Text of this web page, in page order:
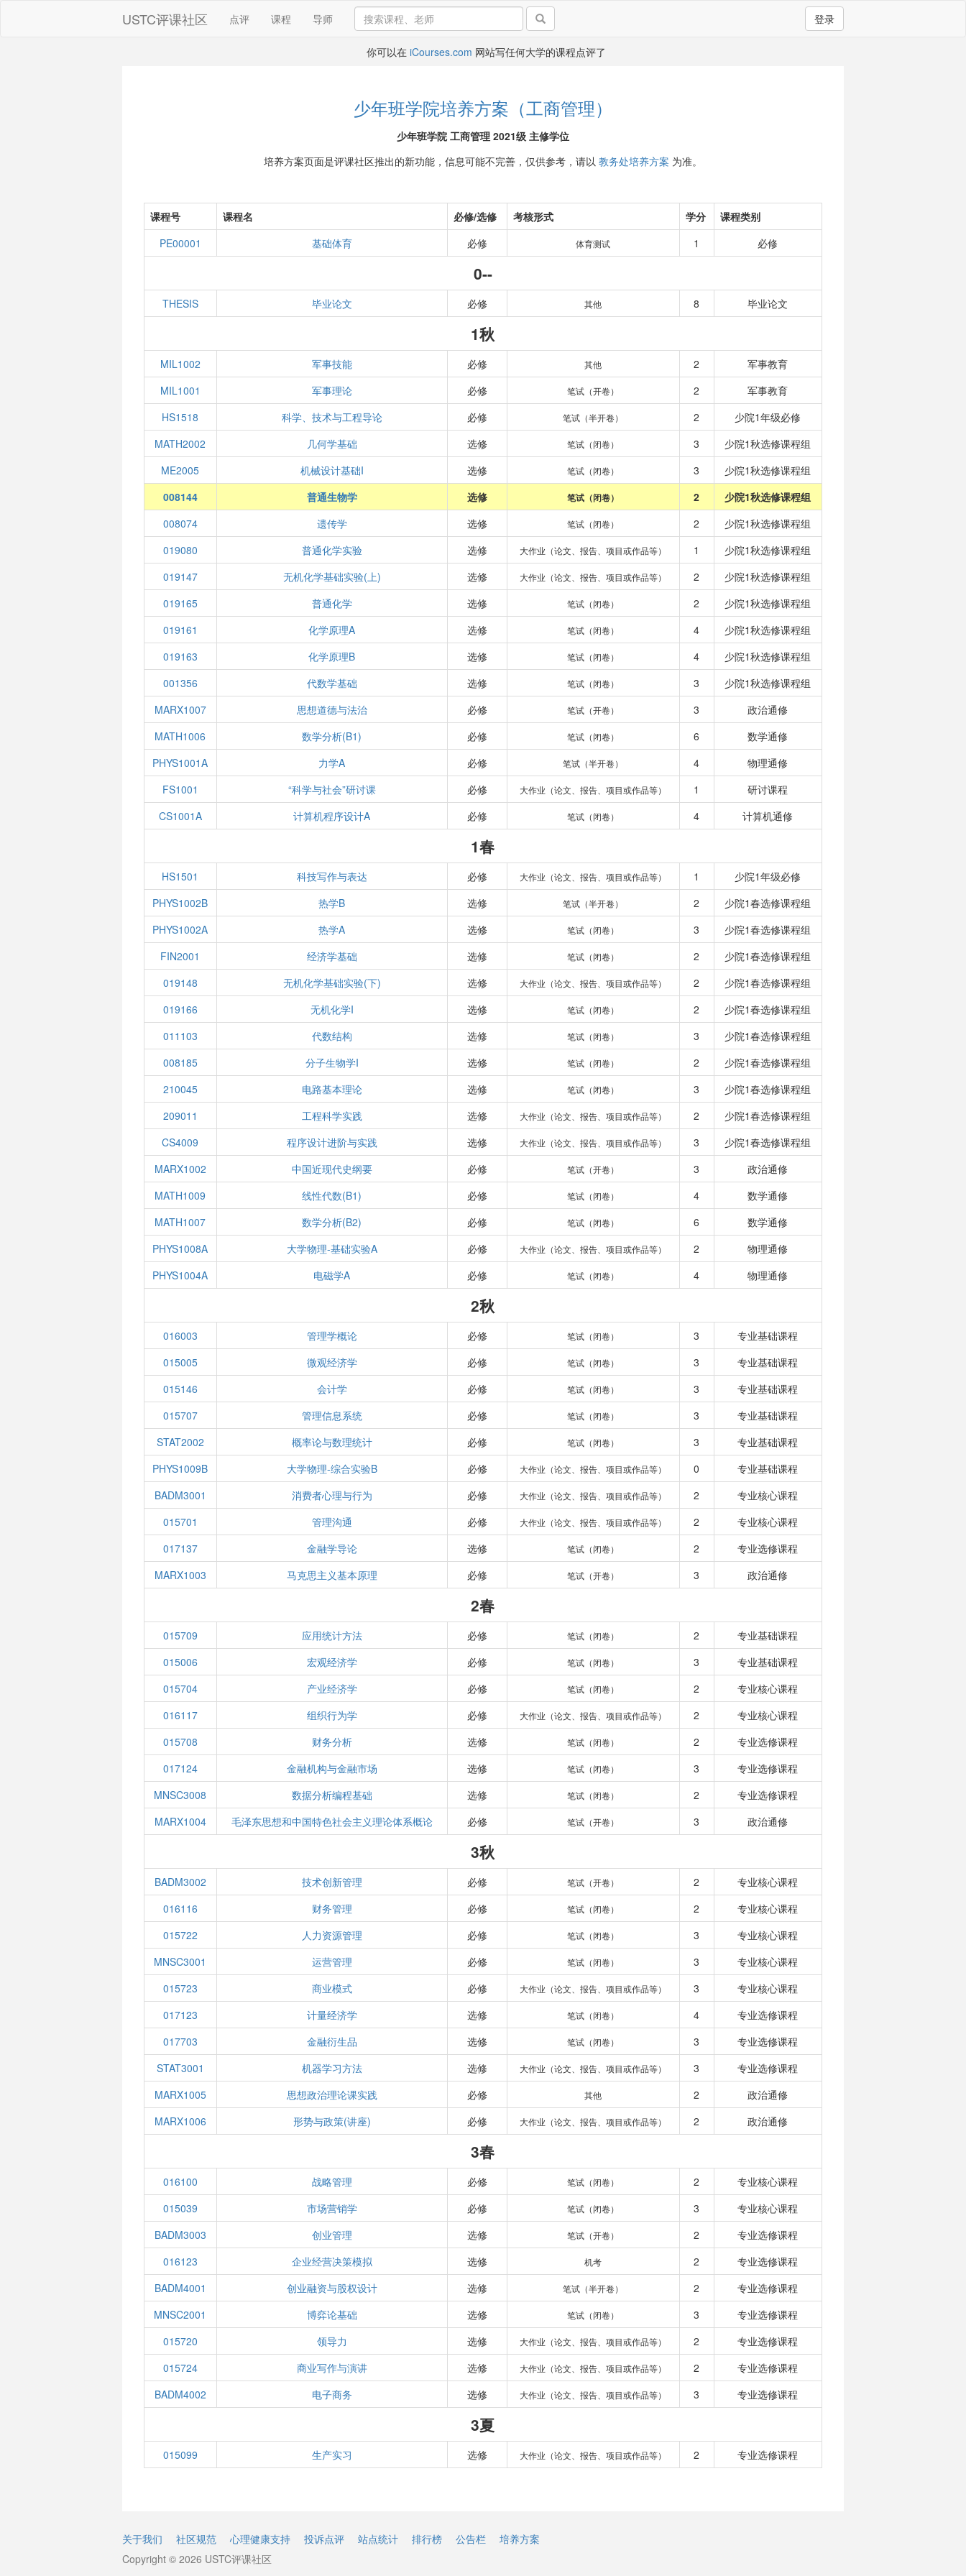
USTC评课社区 点评 课程 导师 登录
你可以在 iCourses.com 网站写任何大学的课程点评了
少年班学院培养方案（工商管理）
少年班学院 工商管理 2021级 主修学位
培养方案页面是评课社区推出的新功能，信息可能不完善，仅供参考，请以 教务处培养方案 为准。
课程号 课程名 必修/选修 考核形式 学分
课程类别
PE00001
基础体育 必修 体育测试 1 必修
0--
THESIS 毕业论文 必修 其他 8 毕业论文
1秋
MIL1002 军事技能 必修 其他 2
军事教育
MIL1001
军事理论 必修 笔试（开卷） 2
军事教育
HS1518
科学、技术与工程导论 必修 笔试（半开卷） 2
少院1年级必修
MATH2002
几何学基础 选修 笔试（闭卷） 3
少院1秋选修课程组
ME2005
机械设计基础I 选修 笔试（闭卷） 3
少院1秋选修课程组
008144
普通生物学 选修 笔试（闭卷） 2
少院1秋选修课程组
008074
遗传学 选修 笔试（闭卷） 2
少院1秋选修课程组
019080
普通化学实验 选修 大作业（论文、报告、项目或作品等） 1
少院1秋选修课程组
019147
无机化学基础实验(上) 选修 大作业（论文、报告、项目或作品等） 2
少院1秋选修课程组
019165
普通化学 选修 笔试（闭卷） 2
少院1秋选修课程组
019161
化学原理A 选修 笔试（闭卷） 4
少院1秋选修课程组
019163
化学原理B 选修 笔试（闭卷） 4
少院1秋选修课程组
001356
代数学基础 选修 笔试（闭卷） 3
少院1秋选修课程组
MARX1007
思想道德与法治 必修 笔试（开卷） 3
政治通修
MATH1006
数学分析(B1) 必修 笔试（闭卷） 6
数学通修
PHYS1001A
力学A 必修 笔试（半开卷） 4
物理通修
FS1001
“科学与社会”研讨课 必修 大作业（论文、报告、项目或作品等） 1
研讨课程
CS1001A
计算机程序设计A 必修 笔试（闭卷） 4 计算机通修
1春
HS1501 科技写作与表达 必修 大作业（论文、报告、项目或作品等） 1
少院1年级必修
PHYS1002B
热学B 选修 笔试（半开卷） 2
少院1春选修课程组
PHYS1002A
热学A 选修 笔试（闭卷） 3
少院1春选修课程组
FIN2001
经济学基础 选修 笔试（闭卷） 2
少院1春选修课程组
019148
无机化学基础实验(下) 选修 大作业（论文、报告、项目或作品等） 2
少院1春选修课程组
019166
无机化学I 选修 笔试（闭卷） 2
少院1春选修课程组
011103
代数结构 选修 笔试（闭卷） 3
少院1春选修课程组
008185
分子生物学I 选修 笔试（闭卷） 2
少院1春选修课程组
210045
电路基本理论 选修 笔试（闭卷） 3
少院1春选修课程组
209011
工程科学实践 选修 大作业（论文、报告、项目或作品等） 2
少院1春选修课程组
CS4009
程序设计进阶与实践 选修 大作业（论文、报告、项目或作品等） 3
少院1春选修课程组
MARX1002
中国近现代史纲要 必修 笔试（开卷） 3
政治通修
MATH1009
线性代数(B1) 必修 笔试（闭卷） 4
数学通修
MATH1007
数学分析(B2) 必修 笔试（闭卷） 6
数学通修
PHYS1008A
大学物理-基础实验A 必修 大作业（论文、报告、项目或作品等） 2
物理通修
PHYS1004A
电磁学A 必修 笔试（闭卷） 4 物理通修
2秋
016003 管理学概论 必修 笔试（闭卷） 3
专业基础课程
015005
微观经济学 必修 笔试（闭卷） 3
专业基础课程
015146
会计学 必修 笔试（闭卷） 3
专业基础课程
015707
管理信息系统 必修 笔试（闭卷） 3
专业基础课程
STAT2002
概率论与数理统计 必修 笔试（闭卷） 3
专业基础课程
PHYS1009B
大学物理-综合实验B 必修 大作业（论文、报告、项目或作品等） 0
专业基础课程
BADM3001
消费者心理与行为 必修 大作业（论文、报告、项目或作品等） 2
专业核心课程
015701
管理沟通 必修 大作业（论文、报告、项目或作品等） 2
专业核心课程
017137
金融学导论 选修 笔试（闭卷） 2
专业选修课程
MARX1003
马克思主义基本原理 必修 笔试（开卷） 3 政治通修
2春
015709 应用统计方法 必修 笔试（闭卷） 2
专业基础课程
015006
宏观经济学 必修 笔试（闭卷） 3
专业基础课程
015704
产业经济学 必修 笔试（闭卷） 2
专业核心课程
016117
组织行为学 必修 大作业（论文、报告、项目或作品等） 2
专业核心课程
015708
财务分析 选修 笔试（闭卷） 2
专业选修课程
017124
金融机构与金融市场 选修 笔试（闭卷） 3
专业选修课程
MNSC3008
数据分析编程基础 选修 笔试（闭卷） 2
专业选修课程
MARX1004
毛泽东思想和中国特色社会主义理论体系概论 必修 笔试（开卷） 3 政治通修
3秋
BADM3002 技术创新管理 必修 笔试（开卷） 2
专业核心课程
016116
财务管理 必修 笔试（闭卷） 2
专业核心课程
015722
人力资源管理 必修 笔试（闭卷） 3
专业核心课程
MNSC3001
运营管理 必修 笔试（闭卷） 3
专业核心课程
015723
商业模式 必修 大作业（论文、报告、项目或作品等） 3
专业核心课程
017123
计量经济学 选修 笔试（闭卷） 4
专业选修课程
017703
金融衍生品 选修 笔试（闭卷） 3
专业选修课程
STAT3001
机器学习方法 选修 大作业（论文、报告、项目或作品等） 3
专业选修课程
MARX1005
思想政治理论课实践 必修 其他 2
政治通修
MARX1006
形势与政策(讲座) 必修 大作业（论文、报告、项目或作品等） 2 政治通修
3春
016100 战略管理 必修 笔试（闭卷） 2
专业核心课程
015039
市场营销学 必修 笔试（闭卷） 3
专业核心课程
BADM3003
创业管理 选修 笔试（开卷） 2
专业选修课程
016123
企业经营决策模拟 选修 机考 2
专业选修课程
BADM4001
创业融资与股权设计 选修 笔试（半开卷） 2
专业选修课程
MNSC2001
博弈论基础 选修 笔试（闭卷） 3
专业选修课程
015720
领导力 选修 大作业（论文、报告、项目或作品等） 2
专业选修课程
015724
商业写作与演讲 选修 大作业（论文、报告、项目或作品等） 2
专业选修课程
BADM4002
电子商务 选修 大作业（论文、报告、项目或作品等） 3 专业选修课程
3夏
015099 生产实习 选修 大作业（论文、报告、项目或作品等） 2 专业选修课程
关于我们 社区规范 心理健康支持 投诉点评 站点统计 排行榜 公告栏
培养方案
Copyright © 2026 USTC评课社区